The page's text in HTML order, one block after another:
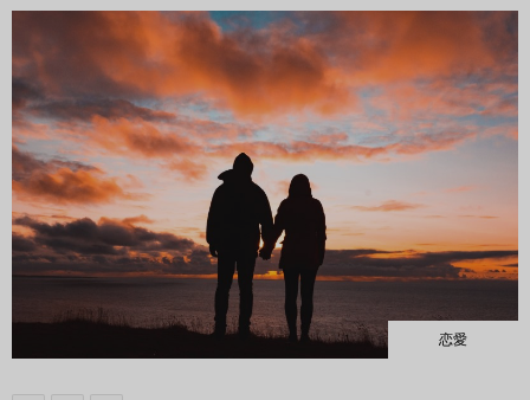
恋愛